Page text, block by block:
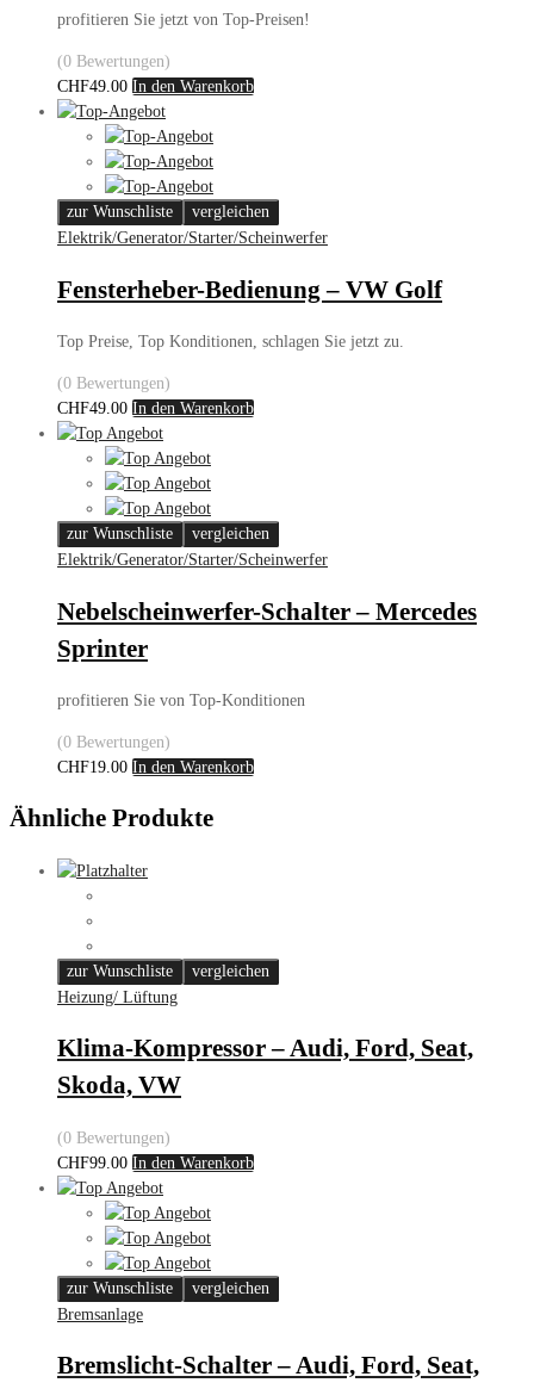
profitieren Sie jetzt von Top-Preisen!
(0 Bewertungen)
CHF49.00 In den Warenkorb
zur Wunschliste
vergleichen
Elektrik/Generator/Starter/Scheinwerfer
Fensterheber-Bedienung – VW Golf
Top Preise, Top Konditionen, schlagen Sie jetzt zu.
(0 Bewertungen)
CHF49.00 In den Warenkorb
zur Wunschliste
vergleichen
Elektrik/Generator/Starter/Scheinwerfer
Nebelscheinwerfer-Schalter – Mercedes
Sprinter
profitieren Sie von Top-Konditionen
(0 Bewertungen)
CHF19.00 In den Warenkorb
Ähnliche Produkte
zur Wunschliste
vergleichen
Heizung/ Lüftung
Klima-Kompressor – Audi, Ford, Seat,
Skoda, VW
(0 Bewertungen)
CHF99.00 In den Warenkorb
zur Wunschliste
vergleichen
Bremsanlage
Bremslicht-Schalter – Audi, Ford, Seat,